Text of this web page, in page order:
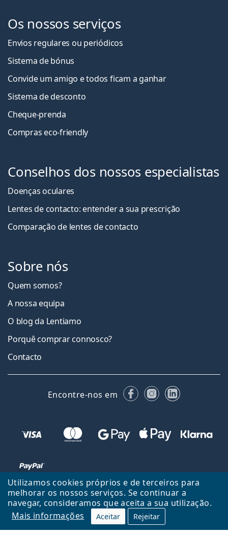
Utilizamos cookies próprios e de terceiros para
melhorar os nossos serviços. Se continuar a
navegar, consideramos que aceita a sua utilização.
Mais informações
Aceitar Rejeitar
Os nossos serviços
Envios regulares ou periódicos
Sistema de bónus
Convide um amigo e todos ficam a ganhar
Sistema de desconto
Cheque-prenda
Compras eco-friendly
Conselhos dos nossos especialistas
Doenças oculares
Lentes de contacto: entender a sua prescrição
Comparação de lentes de contacto
Sobre nós
Quem somos?
A nossa equipa
O blog da Lentiamo
Porquê comprar connosco?
Contacto
Encontre-nos em FacebookInstagram
LinkedIn
Voltar ao início
Cima
Lentiamo.pt é propriedade e operado por Lentiamo s.r.o., República
Checa
Consigo durante 18 anos.